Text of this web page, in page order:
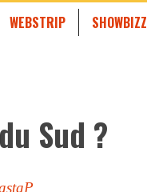
WEBSTRIP SHOWBIZZ
Sud ?